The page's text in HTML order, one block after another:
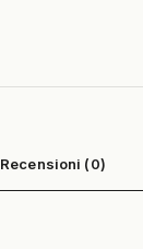
Recensioni (0)